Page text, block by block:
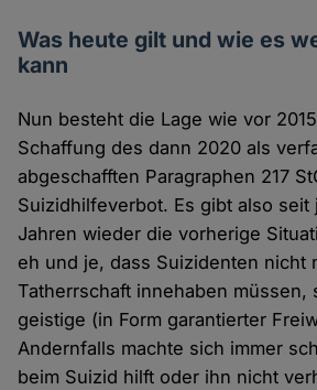
Was heute gilt und wie es
kann
Nun besteht die Lage wie vor
Schaffung des dann 2020 als
abgeschafften Paragraphen 217
Suizidhilfeverbot. Es gibt also seit
Jahren wieder die vorherige
eh und je, dass Suizidenten nicht
Tatherrschaft innehaben müssen,
geistige (in Form garantierter
Andernfalls machte sich immer
beim Suizid hilft oder ihn nicht